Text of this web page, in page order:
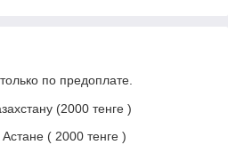
по предоплате.
(2000 тенге )
( 2000 тенге )